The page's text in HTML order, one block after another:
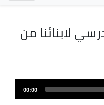
لابنائنا من
00:00